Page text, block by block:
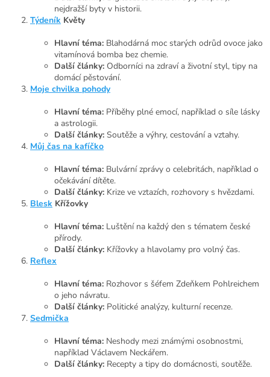
nejdražší byty v historii.
Týdeník Květy
Hlavní téma: Blahodárná moc starých odrůd ovoce jako
vitamínová bomba bez chemie.
Další články: Odborníci na zdraví a životní styl, tipy na
domácí pěstování.
Moje chvilka pohody
Hlavní téma: Příběhy plné emocí, například o síle lásky
a astrologii.
Další články: Soutěže a výhry, cestování a vztahy.
Můj čas na kafíčko
Hlavní téma: Bulvární zprávy o celebritách, například o
očekávání dítěte.
Další články: Krize ve vztazích, rozhovory s hvězdami.
Blesk Křížovky
Hlavní téma: Luštění na každý den s tématem české
přírody.
Další články: Křížovky a hlavolamy pro volný čas.
Reflex
Hlavní téma: Rozhovor s šéfem Zdeňkem Pohlreichem
o jeho návratu.
Další články: Politické analýzy, kulturní recenze.
Sedmička
Hlavní téma: Neshody mezi známými osobnostmi,
například Václavem Neckářem.
Další články: Recepty a tipy do domácnosti, soutěže.